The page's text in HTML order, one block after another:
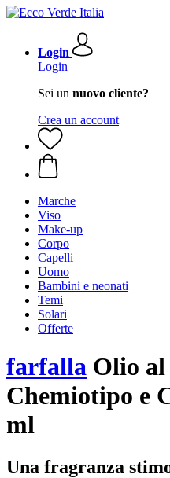
Login
Login
Sei un nuovo cliente?
Crea un account
Marche
Viso
Make-up
Corpo
Capelli
Uomo
Bambini e neonati
Temi
Solari
Offerte
farfalla Olio
Chemiotipo e
ml
Una fragranza